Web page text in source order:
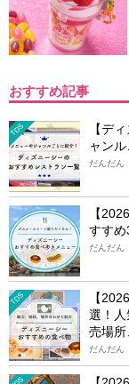
おすすめ記事
TDS
【デ
ャンル
だんだん
【
すすめ
だんだん
TDS
【
選！人
売場所
だんだん